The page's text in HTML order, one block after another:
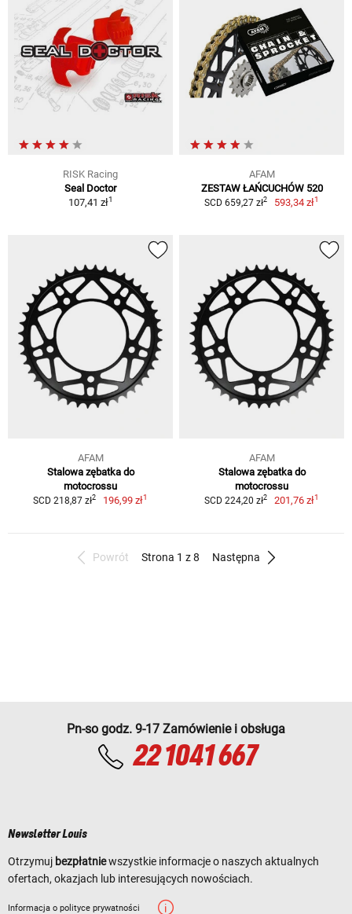
RISK Racing
Seal Doctor
107,41 zł1
AFAM
ZESTAW ŁAŃCUCHÓW 520
SCD 659,27 zł2 593,34 zł1
AFAM
Stalowa zębatka do
motocrossu
SCD 218,87 zł2 196,99 zł1
AFAM
Stalowa zębatka do
motocrossu
SCD 224,20 zł2 201,76 zł1
Powrót Strona 1 z 8 Następna
Pn-so godz. 9-17 Zamówienie i obsługa
22 1041 667
Newsletter Louis
Otrzymuj bezpłatniewszystkie informacje o naszych aktualnych
ofertach, okazjach lub interesujących nowościach.
Informacja o polityce prywatności